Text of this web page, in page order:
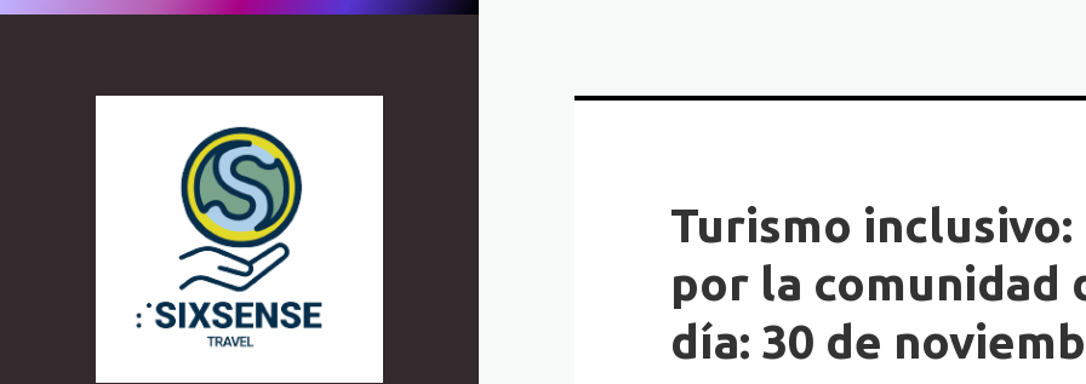
Turismo
por la comunidad
día: 30 de